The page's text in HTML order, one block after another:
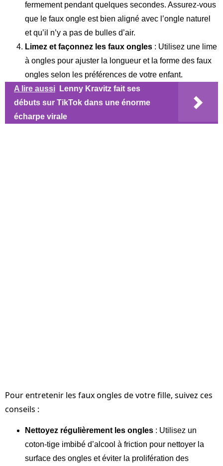
fermement pendant quelques secondes. Assurez-vous
que le faux ongle est bien aligné avec l’ongle naturel
et qu’il n’y a pas de bulles d’air.
Limez et façonnez les faux ongles : Utilisez une lime
à ongles pour ajuster la longueur et la forme des faux
ongles selon les préférences de votre enfant.
A lire aussi
Lenny Kravitz fait ses
débuts sur TikTok dans une énorme
écharpe virale
Pour entretenir les faux ongles de votre fille, suivez ces
conseils :
Nettoyez régulièrement les ongles : Utilisez un
coton-tige imbibé d’alcool à friction pour nettoyer la
surface des ongles et éviter la prolifération des